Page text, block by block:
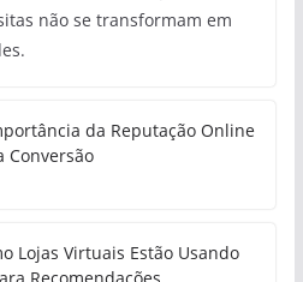
não se transformam em
da Reputação Online
Conversão
Lojas Virtuais Estão Usando